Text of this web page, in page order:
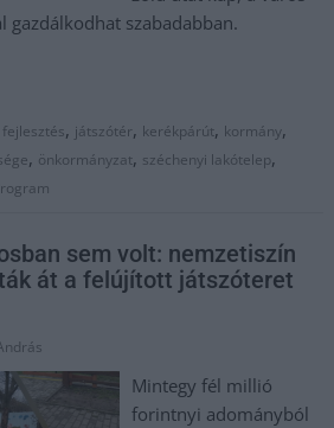
szabadabban.
fejlesztés, játszótér, kerékpárút, kormány,
, önkormányzat, széchenyi lakótelep,
sem volt: nemzetiszín
át a felújított játszóteret
Mintegy fél millió
forintnyi adományból